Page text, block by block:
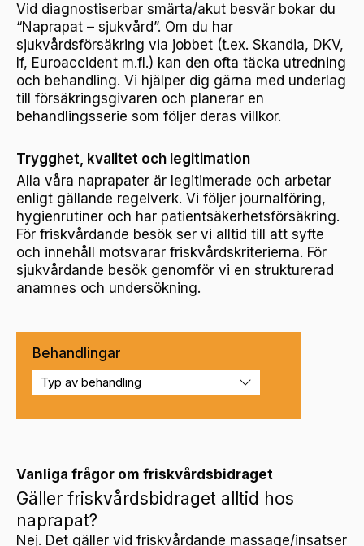
Vid diagnostiserbar smärta/akut besvär bokar du
“Naprapat – sjukvård”. Om du har
sjukvårdsförsäkring via jobbet (t.ex. Skandia, DKV,
If, Euroaccident m.fl.) kan den ofta täcka utredning
och behandling. Vi hjälper dig gärna med underlag
till försäkringsgivaren och planerar en
behandlingsserie som följer deras villkor.
Trygghet, kvalitet och legitimation
Alla våra naprapater är legitimerade och arbetar
enligt gällande regelverk. Vi följer journalföring,
hygienrutiner och har patientsäkerhetsförsäkring.
För friskvårdande besök ser vi alltid till att syfte
och innehåll motsvarar friskvårdskriterierna. För
sjukvårdande besök genomför vi en strukturerad
anamnes och undersökning.
Behandlingar
Vanliga frågor om friskvårdsbidraget
Gäller friskvårdsbidraget alltid hos
naprapat?
Nej. Det gäller vid friskvårdande massage/insatser